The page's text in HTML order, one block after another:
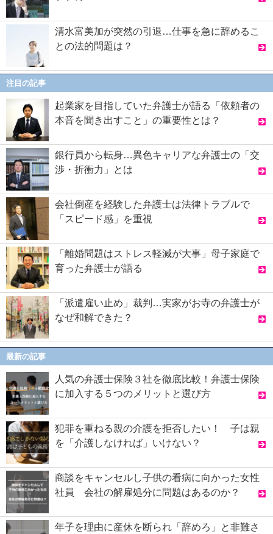
清水富美加が突然の引退…仕事を急に辞めるこ
との法的問題は？
注目の記事
起業家を目指していた弁護士が語る「依頼者の
本音を聞き出すこと」の重要性とは？
銀行員から転身…異色キャリアな弁護士の「交
渉・折衝力」とは
会社倒産を経験した弁護士は法律トラブルで
「スピード感」を重視
「離婚問題はストレス軽減が大事」母子家庭で
育った弁護士が語る
「派遣雇い止め」裁判…実家がお寺の弁護士が
なぜ和解できた？
最新の記事
人気の弁護士保険３社を徹底比較！弁護士保険
に加入する５つのメリットと選び方
犯罪を重ねる親の介護を拒否したい！ 子は親
を「介護しなければ」いけない？
商談をキャンセルし子供の看病に向かった女性
社員 会社の解雇処分に問題はあるのか？
年子を理由に産休を断られ「辞めろ」と非難さ